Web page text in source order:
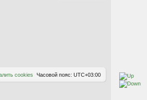
Часовой пояс: UTC+03:00
cookies